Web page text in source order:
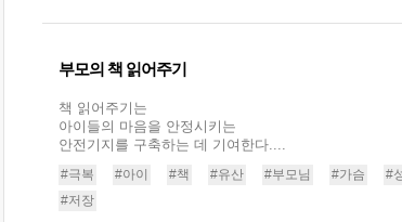
부모의 책 읽어주기
책 읽어주기는
아이들의 마음을 안정시키는
안전기지를 구축하는 데 기여한다....
#극복 #아이 #책 #유산 #부모님 #가슴 #
#저장